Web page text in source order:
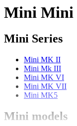
Mini Mini
Mini Series
Mini MK II
Mini Mk III
Mini MK VI
Mini MK VII
Mini MK5
Mini models